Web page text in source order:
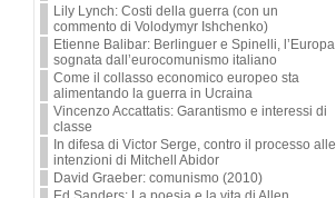
Lily Lynch: Costi della guerra (con un
commento di Volodymyr Ishchenko)
Etienne Balibar: Berlinguer e Spinelli, l’Europa
sognata dall’eurocomunismo italiano
Come il collasso economico europeo sta
alimentando la guerra in Ucraina
Vincenzo Accattatis: Garantismo e interessi di
classe
In difesa di Victor Serge, contro il processo alle
intenzioni di Mitchell Abidor
David Graeber: comunismo (2010)